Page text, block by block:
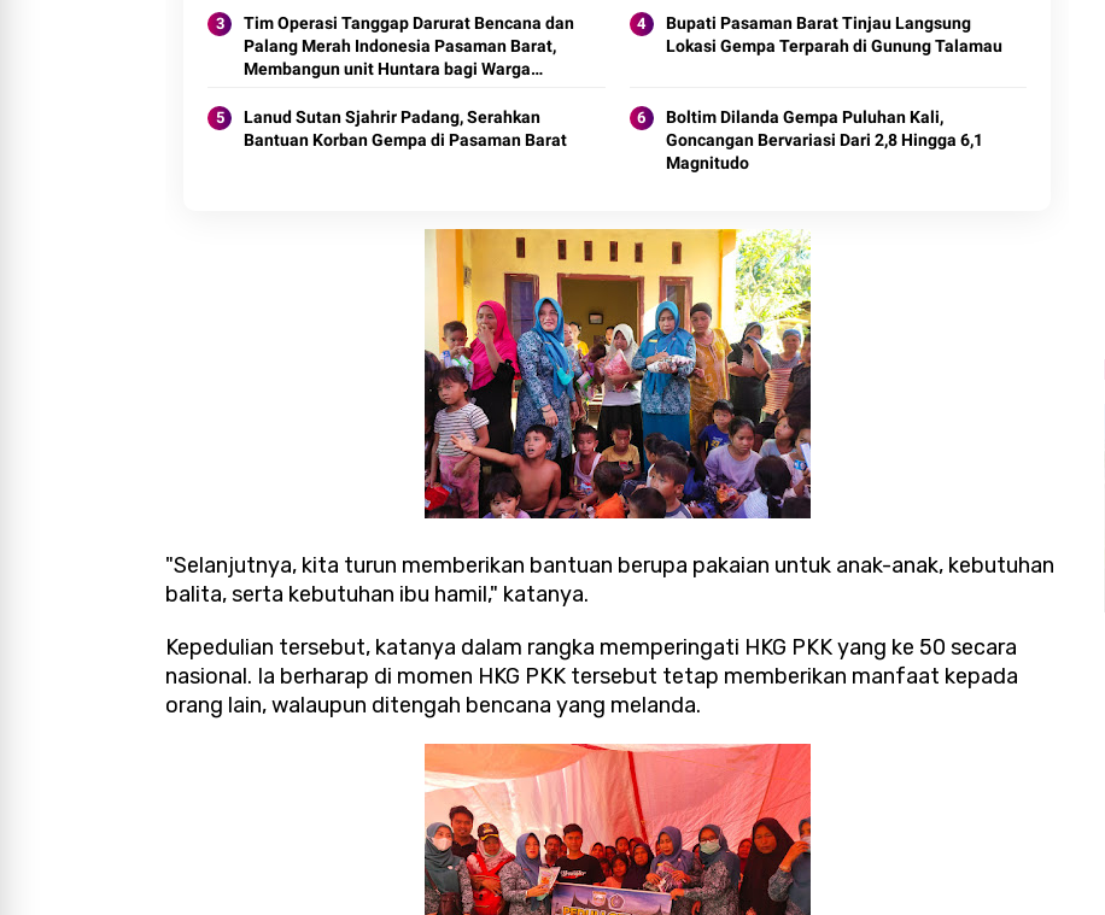
Tim Operasi Tanggap Darurat Bencana dan
Palang Merah Indonesia Pasaman Barat,
Membangun unit Huntara bagi Warga
Bupati Pasaman Barat Tinjau Langsung
Lokasi Gempa Terparah di Gunung Talamau
Lanud Sutan Sjahrir Padang, Serahkan
Bantuan Korban Gempa di Pasaman Barat
Boltim Dilanda Gempa Puluhan Kali,
Goncangan Bervariasi Dari 2,8 Hingga 6,1
Magnitudo
"Selanjutnya, kita turun memberikan bantuan berupa pakaian untuk anak-anak, kebutuhan
balita, serta kebutuhan ibu hamil," katanya.
Kepedulian tersebut, katanya dalam rangka memperingati HKG PKK yang ke 50 secara
nasional. Ia berharap di momen HKG PKK tersebut tetap memberikan manfaat kepada
orang lain, walaupun ditengah bencana yang melanda.